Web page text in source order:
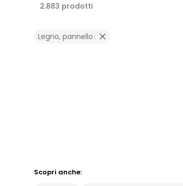
2.883 prodotti
Legno, pannello
Scopri anche: